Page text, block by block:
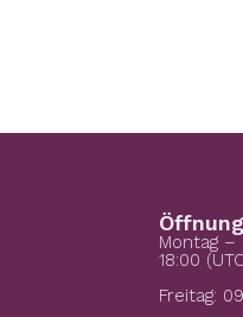
Montag –
18:00
Freitag: